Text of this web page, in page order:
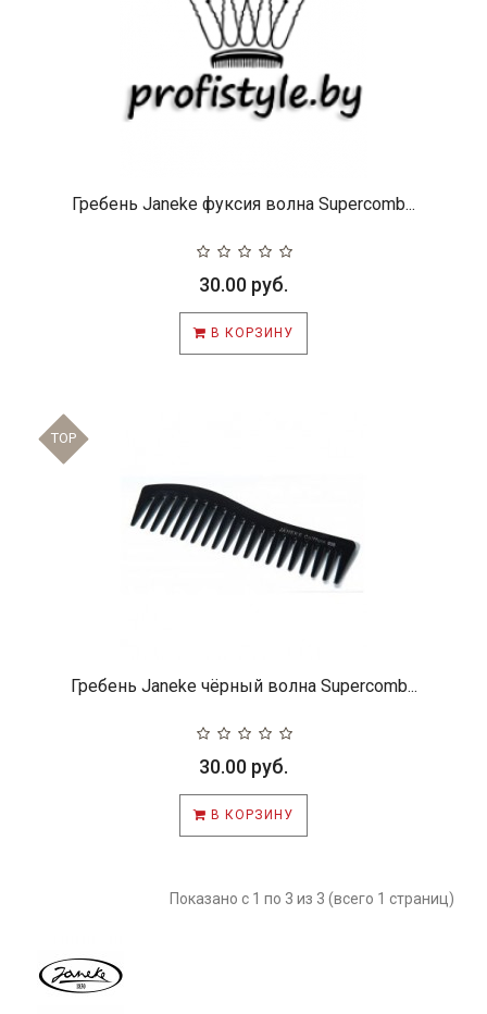
Гребень Janeke фуксия волна Supercomb...
30.00 руб.
В КОРЗИНУ
TOP
Гребень Janeke чёрный волна Supercomb...
30.00 руб.
В КОРЗИНУ
Показано с 1 по 3 из 3 (всего 1 страниц)